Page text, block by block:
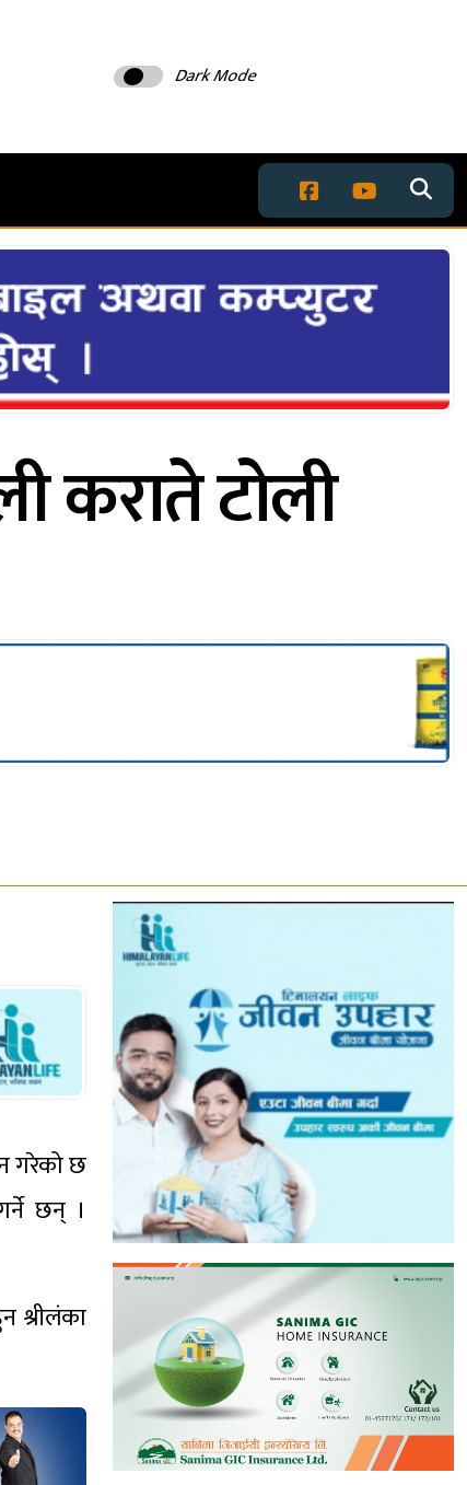
Dark Mode
कराते टोली
गरेको छ
छन् ।
श्रीलंका